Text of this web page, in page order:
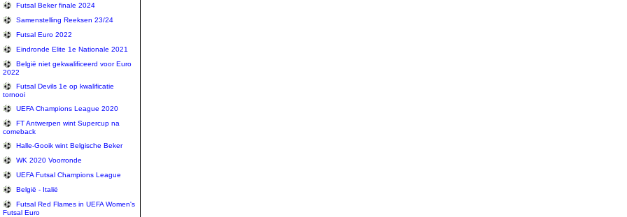
Futsal Beker finale 2024
Samenstelling Reeksen 23/24
Futsal Euro 2022
Eindronde Elite 1e Nationale 2021
België niet gekwalificeerd voor Euro
2022
Futsal Devils 1e op kwalificatie
tornooi
UEFA Champions League 2020
FT Antwerpen wint Supercup na
comeback
Halle-Gooik wint Belgische Beker
WK 2020 Voorronde
UEFA Futsal Champions League
België - Italië
Futsal Red Flames in UEFA Women's
Futsal Euro